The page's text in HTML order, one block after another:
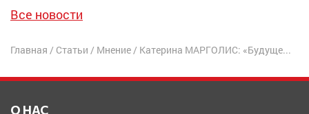
Все новости
Главная / Статьи / Мнение/ Катерина МАРГОЛИС: «Будущее мира мне важнее ностальгии»
О НАС